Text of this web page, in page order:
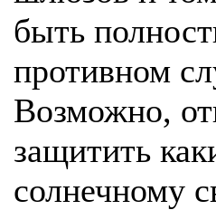
быть
противном
Возможно,
защитить
солнечному